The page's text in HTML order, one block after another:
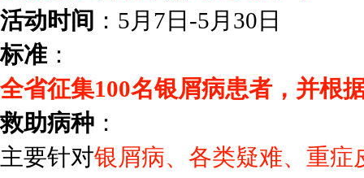
活动时间 ：5月7日-5月30日
标准：
全省征集100名银屑病患者，并根
救助病种 ：
主要针对银屑病、各类疑难、重症